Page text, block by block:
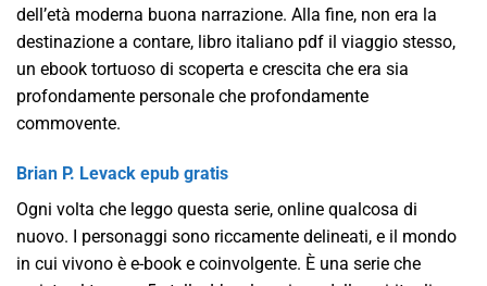
dell’età moderna buona narrazione. Alla fine, non era la
destinazione a contare, libro italiano pdf il viaggio stesso,
un ebook tortuoso di scoperta e crescita che era sia
profondamente personale che profondamente
commovente.
Brian P. Levack epub gratis
Ogni volta che leggo questa serie, online qualcosa di
nuovo. I personaggi sono riccamente delineati, e il mondo
in cui vivono è e-book e coinvolgente. È una serie che